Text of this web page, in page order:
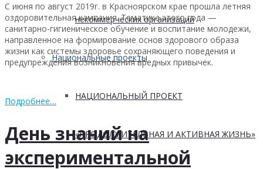
некоммерческих организаций
Национальные проекты
НАЦИОНАЛЬНЫЙ ПРОЕКТ
«ПРОДОЛЖИТЕЛЬНАЯ И АКТИВНАЯ ЖИЗНЬ»
С июня по август 2019г. в Красноярском крае прошла летняя
оздоровительная кампания. Тематика этого года —
санитарно-гигиеническое обучение и воспитание молодежи,
направленное на формирование основ здорового образа
жизни как системы здоровье сохраняющего поведения и
предупреждения возникновения вредных привычек.
Подробнее…
День знаний на
экспериментальной